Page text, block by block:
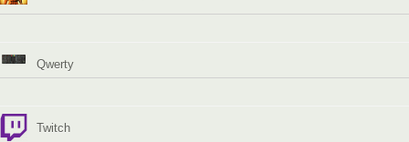
Qwerty
Twitch